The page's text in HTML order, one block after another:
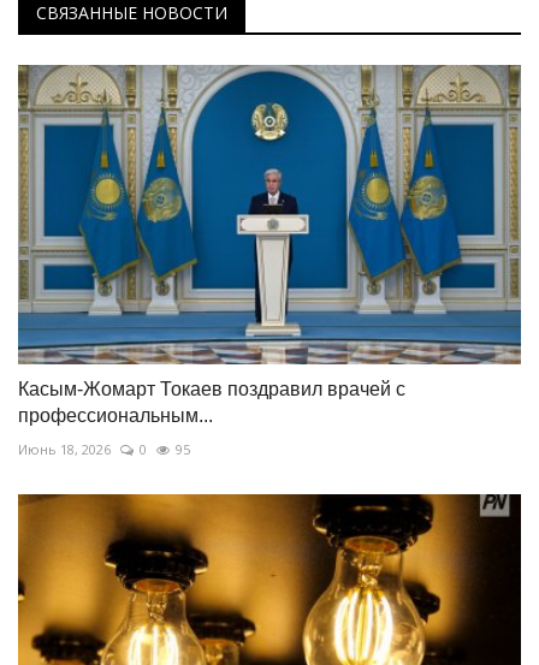
СВЯЗАННЫЕ НОВОСТИ
Касым-Жомарт Токаев поздравил врачей с
профессиональным...
Июнь 18, 2026 0 95